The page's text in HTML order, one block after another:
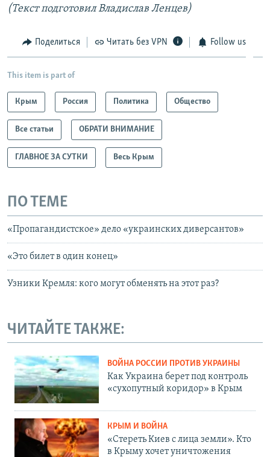
(Текст подготовил Владислав Ленцев)
Поделиться Читать без VPN Follow us
This item is part of
Крым Россия Политика Общество
Все статьи ОБРАТИ ВНИМАНИЕ
ГЛАВНОЕ ЗА СУТКИ Весь Крым
ПО ТЕМЕ
«Пропагандистское» дело «украинских диверсантов»
«Это билет в один конец»
Узники Кремля: кого могут обменять на этот раз?
ЧИТАЙТЕ ТАКЖЕ:
ВОЙНА РОССИИ ПРОТИВ УКРАИНЫ
Как Украина берет под контроль
«сухопутный коридор» в Крым
КРЫМ И ВОЙНА
«Стереть Киев с лица земли». Кто
в Крыму хочет уничтожения